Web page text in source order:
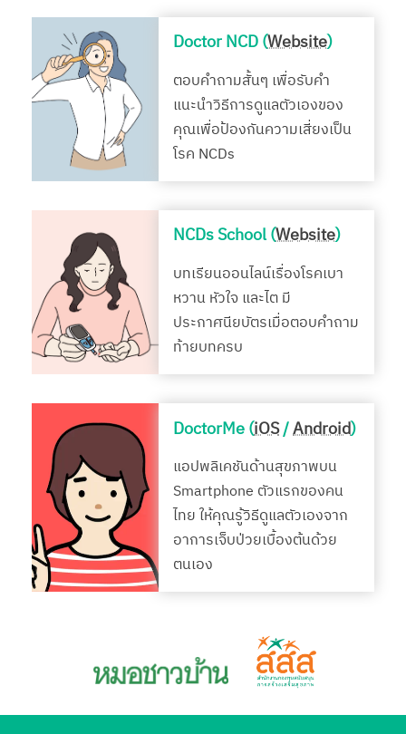
Doctor NCD (Website)
ตอบคำถามสั้นๆ เพื่อรับคำ
แนะนำวิธีการดูแลตัวเองของ
คุณเพื่อป้องกันความเสี่ยงเป็น
โรค NCDs
NCDs School (Website)
บทเรียนออนไลน์เรื่องโรคเบา
หวาน หัวใจ และไต มี
ประกาศนียบัตรเมื่อตอบคำถาม
ท้ายบทครบ
DoctorMe (iOS/Android)
แอปพลิเคชันด้านสุขภาพบน
Smartphone ตัวแรกของคน
ไทย ให้คุณรู้วิธีดูแลตัวเองจาก
อาการเจ็บป่วยเบื้องต้นด้วย
ตนเอง